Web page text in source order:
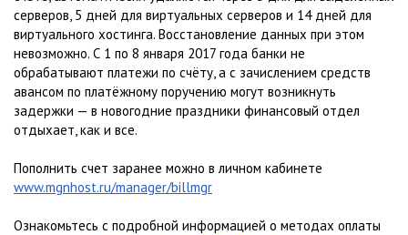
серверов, 5 дней для виртуальных серверов и 14 дней для
виртуального хостинга. Восстановление данных при этом
невозможно. С 1 по 8 января 2017 года банки не
обрабатывают платежи по счёту, а с зачислением средств
авансом по платёжному поручению могут возникнуть
задержки — в новогодние праздники финансовый отдел
отдыхает, как и все.
Пополнить счет заранее можно в личном кабинете
www.mgnhost.ru/manager/billmgr
Ознакомьтесь с подробной информацией о методах оплаты